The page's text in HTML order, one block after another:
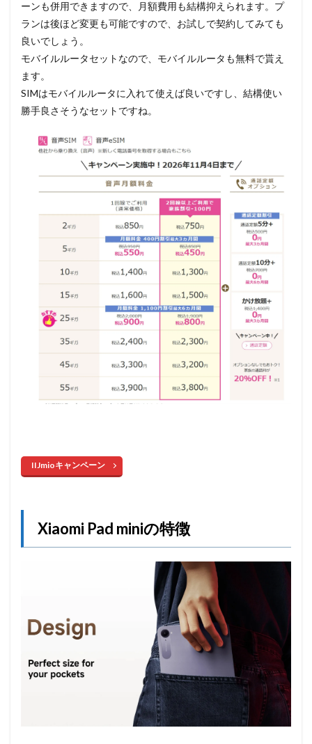
ーンも併用できますので、月額費用も結構抑えられます。プ
ランは後ほど変更も可能ですので、お試しで契約してみても
良いでしょう。
モバイルルータセットなので、モバイルルータも無料で貰え
ます。
SIMはモバイルルータに入れて使えば良いですし、結構使い
勝手良さそうなセットですね。
IIJmioキャンペーン
Xiaomi Pad miniの特徴